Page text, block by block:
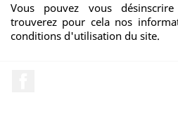
Vous pouvez vous
trouverez pour cela nos
conditions d'utilisation du site.